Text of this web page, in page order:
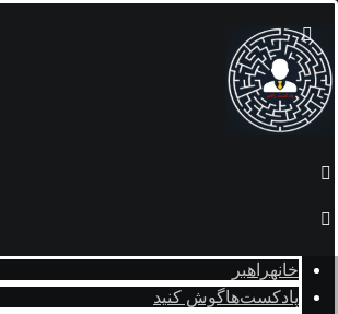
خانهراهبر
پادکست‌هاگوش کنید